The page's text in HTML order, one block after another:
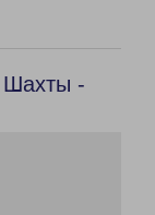
Шахты -